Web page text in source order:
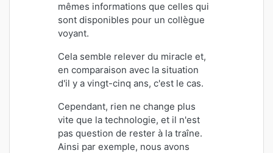
mêmes informations que celles qui
sont disponibles pour un collègue
voyant.
Cela semble relever du miracle et,
en comparaison avec la situation
d'il y a vingt-cinq ans, c'est le cas.
Cependant, rien ne change plus
vite que la technologie, et il n'est
pas question de rester à la traîne.
Ainsi par exemple, nous avons